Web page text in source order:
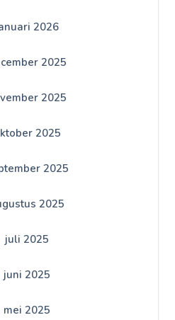
2026
2025
2025
2025
2025
2025
juli 2025
juni 2025
mei 2025